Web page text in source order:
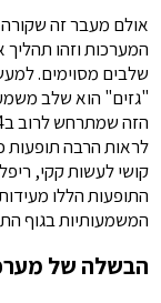
אולם מעבר זה
המערכות וזהו
שלבים מסוימים.
"גזים" הוא שלב
לראות הרבה תופעות
קושי לעשות קקי,
התופעות הללו
המשמעותיות בגוף
הבשלה של